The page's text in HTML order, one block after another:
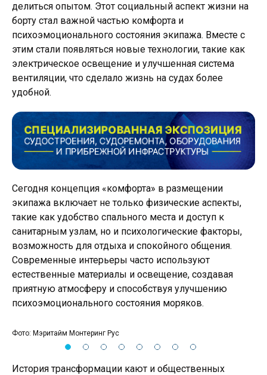
делиться опытом. Этот социальный аспект жизни на
борту стал важной частью комфорта и
психоэмоционального состояния экипажа. Вместе с
этим стали появляться новые технологии, такие как
электрическое освещение и улучшенная система
вентиляции, что сделало жизнь на судах более
удобной.
Сегодня концепция «комфорта» в размещении
экипажа включает не только физические аспекты,
такие как удобство спального места и доступ к
санитарным узлам, но и психологические факторы,
возможность для отдыха и спокойного общения.
Современные интерьеры часто используют
естественные материалы и освещение, создавая
приятную атмосферу и способствуя улучшению
психоэмоционального состояния моряков.
Фото: Мэритайм Монтеринг Рус
История трансформации кают и общественных